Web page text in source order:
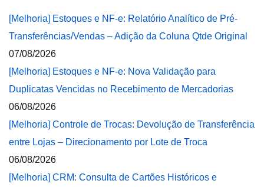
[Melhoria] Estoques e NF-e: Relatório Analítico de Pré-
Transferências/Vendas – Adição da Coluna Qtde Original
07/08/2026
[Melhoria] Estoques e NF-e: Nova Validação para
Duplicatas Vencidas no Recebimento de Mercadorias
06/08/2026
[Melhoria] Controle de Trocas: Devolução de Transferência
entre Lojas – Direcionamento por Lote de Troca
06/08/2026
[Melhoria] CRM: Consulta de Cartões Históricos e